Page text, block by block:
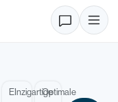
EInzigartigeOptimale